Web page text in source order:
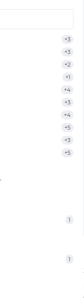
+3
+3
+2
+1
+4
+3
+4
+5
+3
+5
1
1